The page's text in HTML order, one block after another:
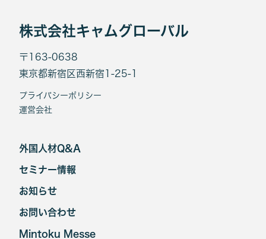
株式会社キャムグローバル
〒163-0638
東京都新宿区西新宿1-25-1
プライバシーポリシー
運営会社
外国人材Q&A
セミナー情報
お知らせ
お問い合わせ
Mintoku Messe